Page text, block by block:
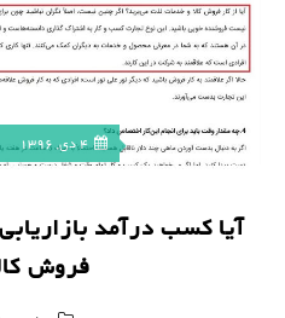
4 دی, 1396
آیا کسب درآمد
فروش